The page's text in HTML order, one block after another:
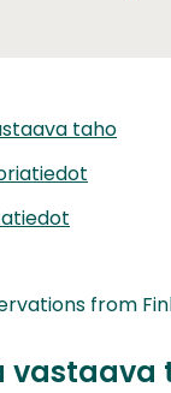
taho
from
vastaava